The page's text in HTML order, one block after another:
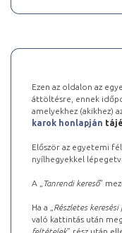
Ezen az oldalon az
áttöltésre, ennek
amelyekhez (akikhez)
karok honlapján
Először az egyetemi
nyílhegyekkel
A „ Tanrendi kereső”
Ha a „ Részletes
való kattintás után